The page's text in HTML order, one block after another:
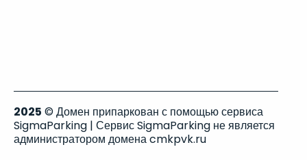
2025 © Домен припаркован с помощью сервиса
SigmaParking | Сервис SigmaParking не является
администратором домена cmkpvk.ru